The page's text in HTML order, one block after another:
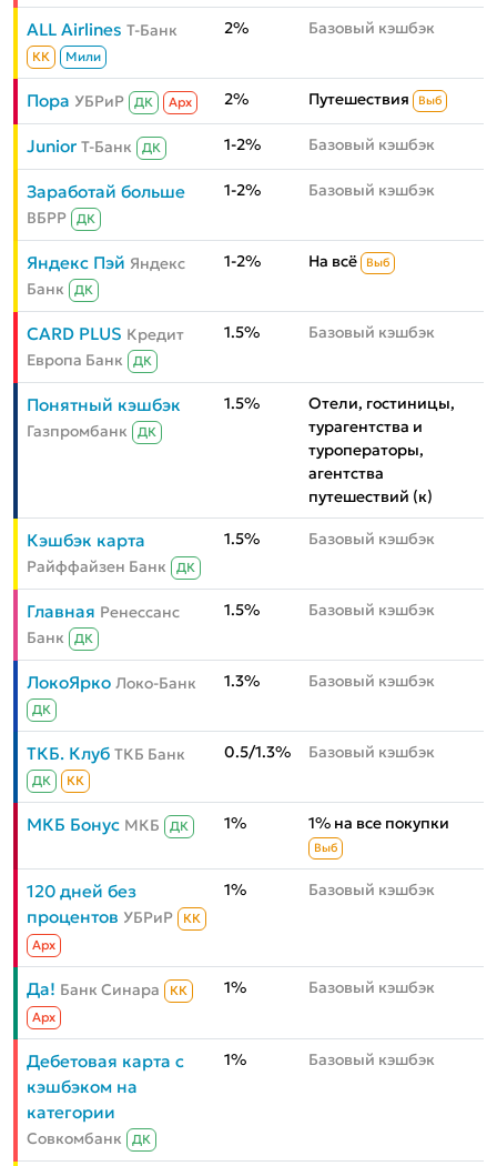
ALL Airlines Т-Банк
КК Мили
2% Базовый кэшбэк
Пора УБРиР ДК Aрх 2% Путешествия Выб
Junior Т-Банк ДК 1-2% Базовый кэшбэк
Заработай больше
ВБРР ДК
1-2% Базовый кэшбэк
Яндекс Пэй Яндекс
Банк
ДК
1-2% На всё Выб
CARD PLUS Кредит
Европа Банк
ДК
1.5% Базовый кэшбэк
Понятный кэшбэк
Газпромбанк ДК
1.5%
Отели, гостиницы,
турагентства и
туроператоры,
агентства
путешествий (к)
Кэшбэк карта
Райффайзен Банк ДК
1.5% Базовый кэшбэк
Главная Ренессанс
Банк
ДК
1.5% Базовый кэшбэк
ЛокоЯрко Локо-Банк
ДК
1.3% Базовый кэшбэк
ТКБ. Клуб ТКБ Банк
ДК КК
0.5/1.3% Базовый кэшбэк
МКБ Бонус МКБ ДК 1% 1% на все покупки
Выб
120 дней без
процентов УБРиР
КК
Aрх
1% Базовый кэшбэк
Да! Банк Синара
КК
Aрх
1% Базовый кэшбэк
Дебетовая карта с
кэшбэком на
категории
Совкомбанк ДК
1% Базовый кэшбэк